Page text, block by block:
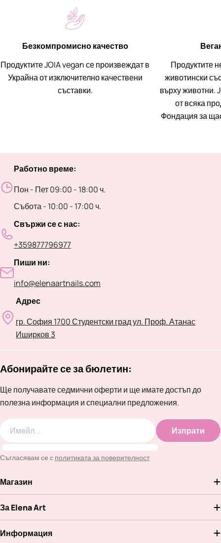
Безкомпромисно качество
Продуктите JOIA vegan се произвеждат в
Украйна от изключително качествени
съставки.
Продуктите
животински
върху животни.
от всяка
Фондация за
Работно време:
Пон - Пет 09:00 - 18:00 ч.
Събота - 10:00 - 17:00 ч.
Свържи се с нас:
+359877796977
Пиши ни:
info@elenaartnails.com
Адрес
гр. София 1700 Студентски град ул. Проф. Атанас
Иширков 3
Абонирайте се за бюлетин:
Ще получавате седмични оферти и ще имате достъп до
полезна информация и специални предложения.
Изпрати
Съгласявам се с политиката за поверителност
Магазин
За Elena Art
Информация